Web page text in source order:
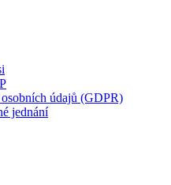
údajů (GDPR)
jednání